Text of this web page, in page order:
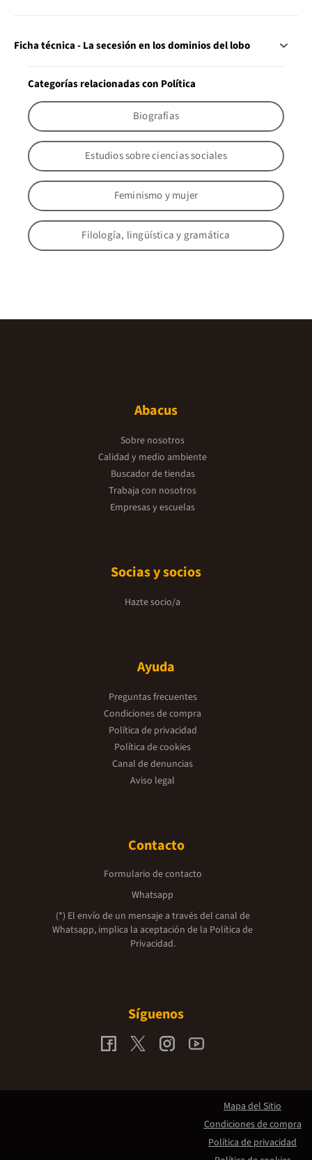
Ficha técnica - La secesión en los dominios del lobo
Categorías relacionadas con Política
Biografías
Estudios sobre ciencias sociales
Feminismo y mujer
Filología, lingüística y gramática
Abacus
Sobre nosotros
Calidad y medio ambiente
Buscador de tiendas
Trabaja con nosotros
Empresas y escuelas
Socias y socios
Hazte socio/a
Ayuda
Preguntas frecuentes
Condiciones de compra
Política de privacidad
Política de cookies
Canal de denuncias
Aviso legal
Contacto
Formulario de contacto
Whatsapp
(*) El envío de un mensaje a través del canal de
Whatsapp, implica la aceptación de la Política de
Privacidad.
Síguenos
Mapa del Sitio
Condiciones de compra
Política de privacidad